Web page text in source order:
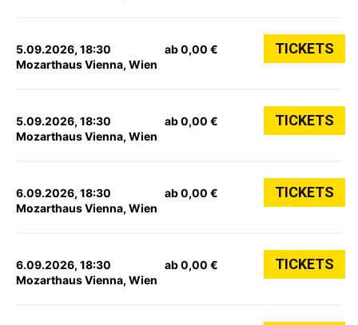
5.09.2026, 18:30
Mozarthaus Vienna, Wien
ab 0,00 € TICKETS
5.09.2026, 18:30
Mozarthaus Vienna, Wien
ab 0,00 € TICKETS
6.09.2026, 18:30
Mozarthaus Vienna, Wien
ab 0,00 € TICKETS
6.09.2026, 18:30
Mozarthaus Vienna, Wien
ab 0,00 € TICKETS